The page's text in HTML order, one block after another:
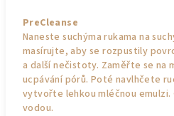
PreCleanse
Naneste suchýma rukama na
masírujte, aby se rozpustily
a další nečistoty. Zaměřte se na
ucpávání pórů. Poté navlhčete
vytvořte lehkou mléčnou emulzi.
vodou.